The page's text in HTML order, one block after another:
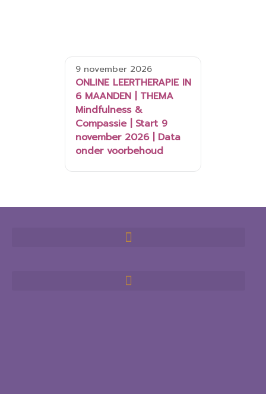
9 november 2026
ONLINE LEERTHERAPIE IN
6 MAANDEN | THEMA
Mindfulness &
Compassie | Start 9
november 2026 | Data
onder voorbehoud